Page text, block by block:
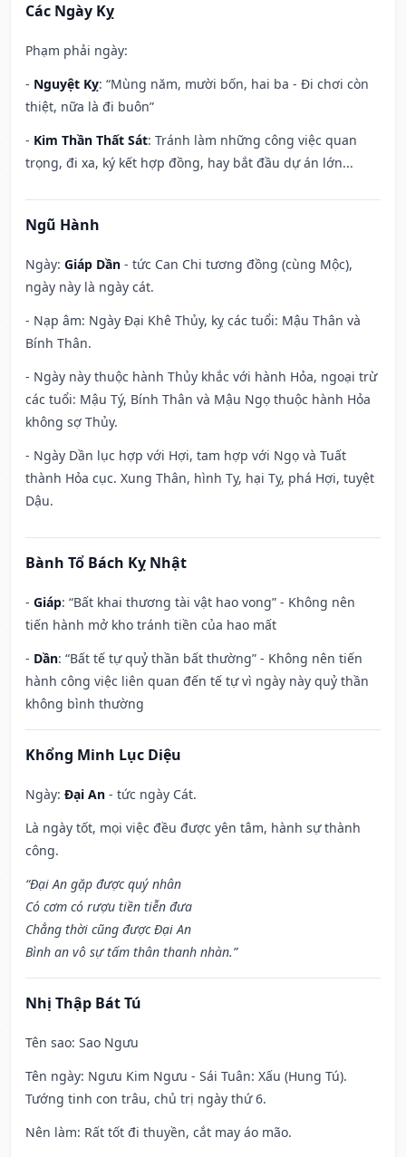
Các Ngày Kỵ
Phạm phải ngày:
- Nguyệt Kỵ: “Mùng năm, mười bốn, hai ba - Đi chơi còn
thiệt, nữa là đi buôn”
- Kim Thần Thất Sát: Tránh làm những công việc quan
trọng, đi xa, ký kết hợp đồng, hay bắt đầu dự án lớn...
Ngũ Hành
Ngày: Giáp Dần - tức Can Chi tương đồng (cùng Mộc),
ngày này là ngày cát.
- Nạp âm: Ngày Đại Khê Thủy, kỵ các tuổi: Mậu Thân và
Bính Thân.
- Ngày này thuộc hành Thủy khắc với hành Hỏa, ngoại trừ
các tuổi: Mậu Tý, Bính Thân và Mậu Ngọ thuộc hành Hỏa
không sợ Thủy.
- Ngày Dần lục hợp với Hợi, tam hợp với Ngọ và Tuất
thành Hỏa cục. Xung Thân, hình Tỵ, hại Tỵ, phá Hợi, tuyệt
Dậu.
Bành Tổ Bách Kỵ Nhật
- Giáp: “Bất khai thương tài vật hao vong” - Không nên
tiến hành mở kho tránh tiền của hao mất
- Dần: “Bất tế tự quỷ thần bất thường” - Không nên tiến
hành công việc liên quan đến tế tự vì ngày này quỷ thần
không bình thường
Khổng Minh Lục Diệu
Ngày: Đại An - tức ngày Cát.
Là ngày tốt, mọi việc đều được yên tâm, hành sự thành
công.
“Đại An gặp được quý nhân
Có cơm có rượu tiền tiễn đưa
Chẳng thời cũng được Đại An
Bình an vô sự tấm thân thanh nhàn.”
Nhị Thập Bát Tú
Tên sao: Sao Ngưu
Tên ngày: Ngưu Kim Ngưu - Sái Tuân: Xấu (Hung Tú).
Tướng tinh con trâu, chủ trị ngày thứ 6.
Nên làm: Rất tốt đi thuyền, cắt may áo mão.